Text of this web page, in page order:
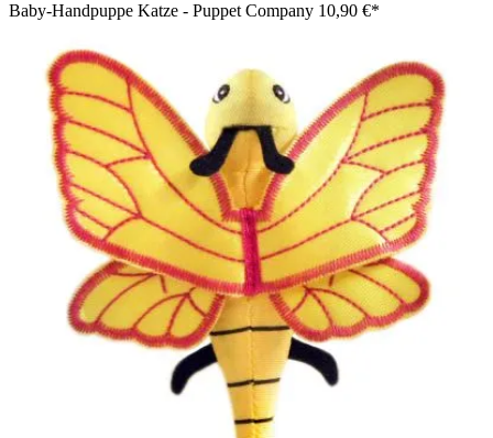
Baby-Handpuppe Katze - Puppet Company 10,90 €*